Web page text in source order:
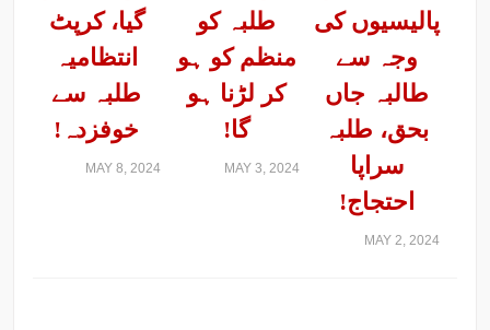
گیا، کرپٹ
انتظامیہ
طلبہ سے
خوفزدہ!
MAY 8, 2024
طلبہ کو
منظم کو ہو
کر لڑنا ہو
گا!
MAY 3, 2024
پالیسیوں کی
وجہ سے
طالبہ جاں
بحق، طلبہ
سراپا
احتجاج!
MAY 2, 2024